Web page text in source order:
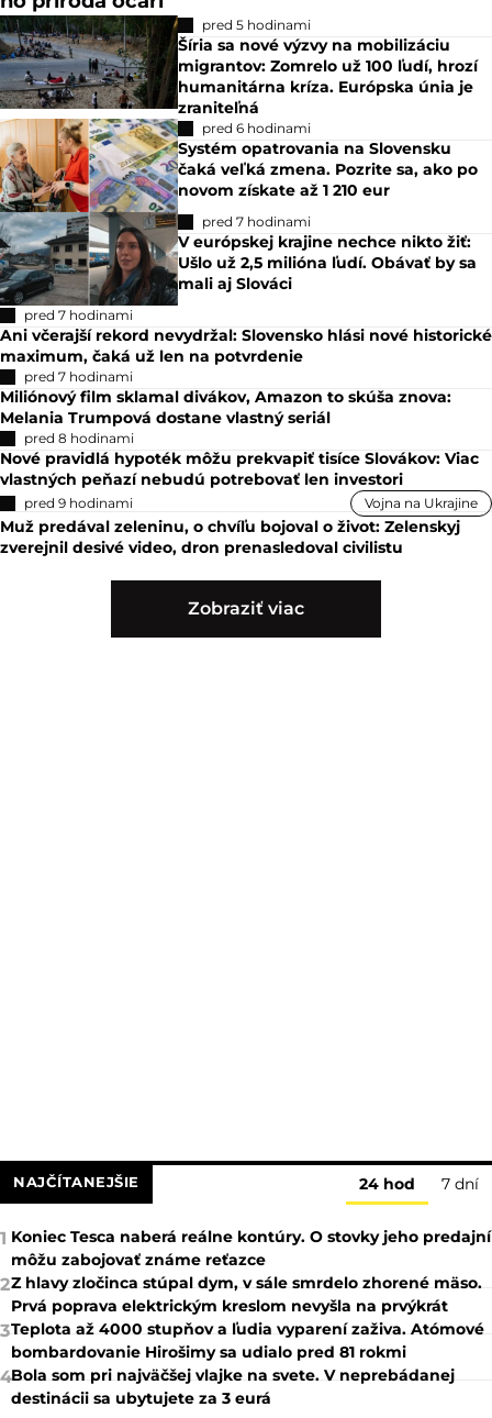
pred 5 hodinami
Šíria sa nové výzvy na mobilizáciu
migrantov: Zomrelo už 100 ľudí, hrozí
humanitárna kríza. Európska únia je
zraniteľná
pred 6 hodinami
Systém opatrovania na Slovensku
čaká veľká zmena. Pozrite sa, ako po
novom získate až 1 210 eur
pred 7 hodinami
V európskej krajine nechce nikto žiť:
Ušlo už 2,5 milióna ľudí. Obávať by sa
mali aj Slováci
pred 7 hodinami
Ani včerajší rekord nevydržal: Slovensko hlási nové historické
maximum, čaká už len na potvrdenie
pred 7 hodinami
Miliónový film sklamal divákov, Amazon to skúša znova:
Melania Trumpová dostane vlastný seriál
pred 8 hodinami
Nové pravidlá hypoték môžu prekvapiť tisíce Slovákov: Viac
vlastných peňazí nebudú potrebovať len investori
pred 9 hodinami Vojna na Ukrajine
Muž predával zeleninu, o chvíľu bojoval o život: Zelenskyj
zverejnil desivé video, dron prenasledoval civilistu
Zobraziť viac
NAJČÍTANEJŠIE 24 hod 7 dní
1 Koniec Tesca naberá reálne kontúry. O stovky jeho predajní
môžu zabojovať známe reťazce
2Z hlavy zločinca stúpal dym, v sále smrdelo zhorené mäso.
Prvá poprava elektrickým kreslom nevyšla na prvýkrát
3Teplota až 4000 stupňov a ľudia vyparení zaživa. Atómové
bombardovanie Hirošimy sa udialo pred 81 rokmi
4Bola som pri najväčšej vlajke na svete. V neprebádanej
destinácii sa ubytujete za 3 eurá